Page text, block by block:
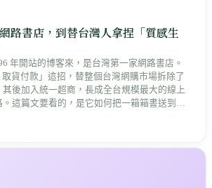
路書店，到替台灣人拿捏「質感生
年開站的博客來，是台灣第一家網路書店。
取貨付款」這招，替整個台灣網購市場拆除了
後加入統一超商，長成全台規模最大的線上
。這篇文要看的，是它如何把一箱箱書送到你
集團數位版圖中最具原生基因的老長子。